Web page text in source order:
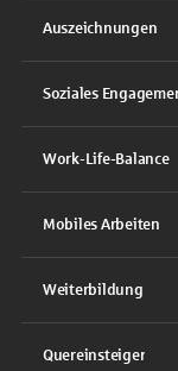
Auszeichnungen
Soziales
Work-Life-Balance
Mobiles Arbeiten
Weiterbildung
Quereinsteiger